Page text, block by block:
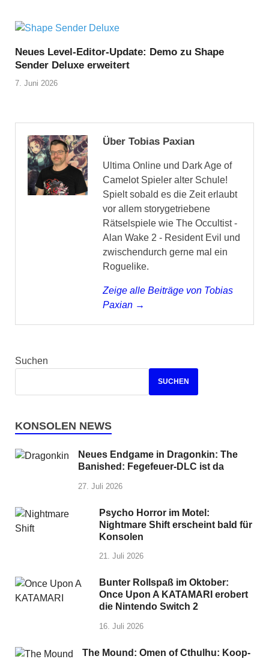
Neues Level-Editor-Update: Demo zu Shape
Sender Deluxe erweitert
7. Juni 2026
Über Tobias Paxian
Ultima Online und Dark Age of
Camelot Spieler alter Schule!
Spielt sobald es die Zeit erlaubt
vor allem storygetriebene
Rätselspiele wie The Occultist -
Alan Wake 2 - Resident Evil und
zwischendurch gerne mal ein
Roguelike.
Zeige alle Beiträge von Tobias
Paxian →
Suchen
SUCHEN
KONSOLEN NEWS
Neues Endgame in Dragonkin: The
Banished: Fegefeuer-DLC ist da
27. Juli 2026
Psycho Horror im Motel:
Nightmare Shift erscheint bald für
Konsolen
21. Juli 2026
Bunter Rollspaß im Oktober:
Once Upon A KATAMARI erobert
die Nintendo Switch 2
16. Juli 2026
The Mound: Omen of Cthulhu: Koop-